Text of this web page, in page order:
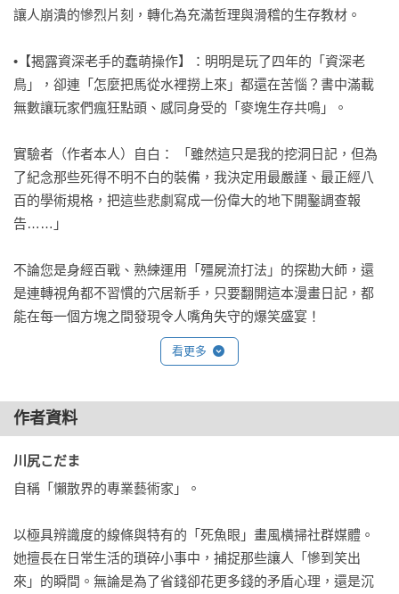
讓人崩潰的慘烈片刻，轉化為充滿哲理與滑稽的生存教材。
•【揭露資深老手的蠢萌操作】：明明是玩了四年的「資深老
鳥」，卻連「怎麼把馬從水裡撈上來」都還在苦惱？書中滿載
無數讓玩家們瘋狂點頭、感同身受的「麥塊生存共鳴」。
實驗者（作者本人）自白： 「雖然這只是我的挖洞日記，但為
了紀念那些死得不明不白的裝備，我決定用最嚴謹、最正經八
百的學術規格，把這些悲劇寫成一份偉大的地下開鑿調查報
告……」
不論您是身經百戰、熟練運用「殭屍流打法」的探勘大師，還
是連轉視角都不習慣的穴居新手，只要翻開這本漫畫日記，都
能在每一個方塊之間發現令人嘴角失守的爆笑盛宴！
看更多
作者資料
川尻こだま
自稱「懶散界的專業藝術家」。
以極具辨識度的線條與特有的「死魚眼」畫風橫掃社群媒體。
她擅長在日常生活的瑣碎小事中，捕捉那些讓人「慘到笑出
來」的瞬間。無論是為了省錢卻花更多錢的矛盾心理，還是沉